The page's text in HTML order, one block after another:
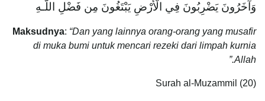
وَآخَرُونَ يَضْرِبُونَ فِي الْأَرْضِ يَبْتَغُونَ مِن فَضْلِ اللَّـهِ
Maksudnya: “Dan yang lainnya orang-orang yang musafir
di muka bumi untuk mencari rezeki dari limpah kurnia
Allah.”
Surah al-Muzammil (20)